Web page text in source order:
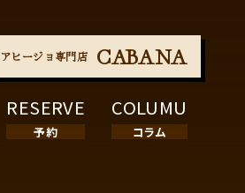
アヒージョ専門店 CABANA
予約
RESERVE
コラム
COLUMU